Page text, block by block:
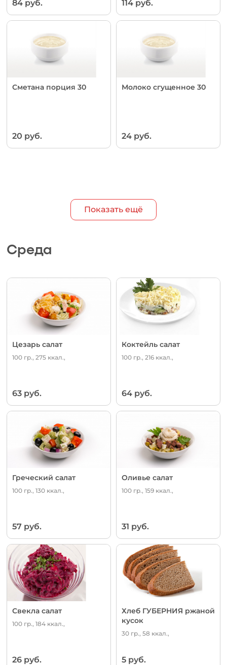
84 руб. 114 руб.
Сметана порция 30
20 руб.
Молоко сгущенное 30
24 руб.
Показать ещё
Среда
Цезарь салат
100 гр., 275 ккал.,
63 руб.
Коктейль салат
100 гр., 216 ккал.,
64 руб.
Греческий салат
100 гр., 130 ккал.,
57 руб.
Оливье салат
100 гр., 159 ккал.,
31 руб.
Свекла салат
100 гр., 184 ккал.,
26 руб.
Хлеб ГУБЕРНИЯ ржаной
кусок
30 гр., 58 ккал.,
5 руб.